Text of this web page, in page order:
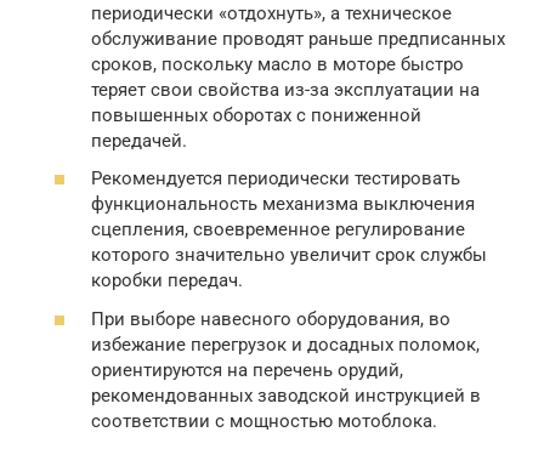
периодически «отдохнуть», а техническое
обслуживание проводят раньше предписанных
сроков, поскольку масло в моторе быстро
теряет свои свойства из-за эксплуатации на
повышенных оборотах с пониженной
передачей.
Рекомендуется периодически тестировать
функциональность механизма выключения
сцепления, своевременное регулирование
которого значительно увеличит срок службы
коробки передач.
При выборе навесного оборудования, во
избежание перегрузок и досадных поломок,
ориентируются на перечень орудий,
рекомендованных заводской инструкцией в
соответствии с мощностью мотоблока.